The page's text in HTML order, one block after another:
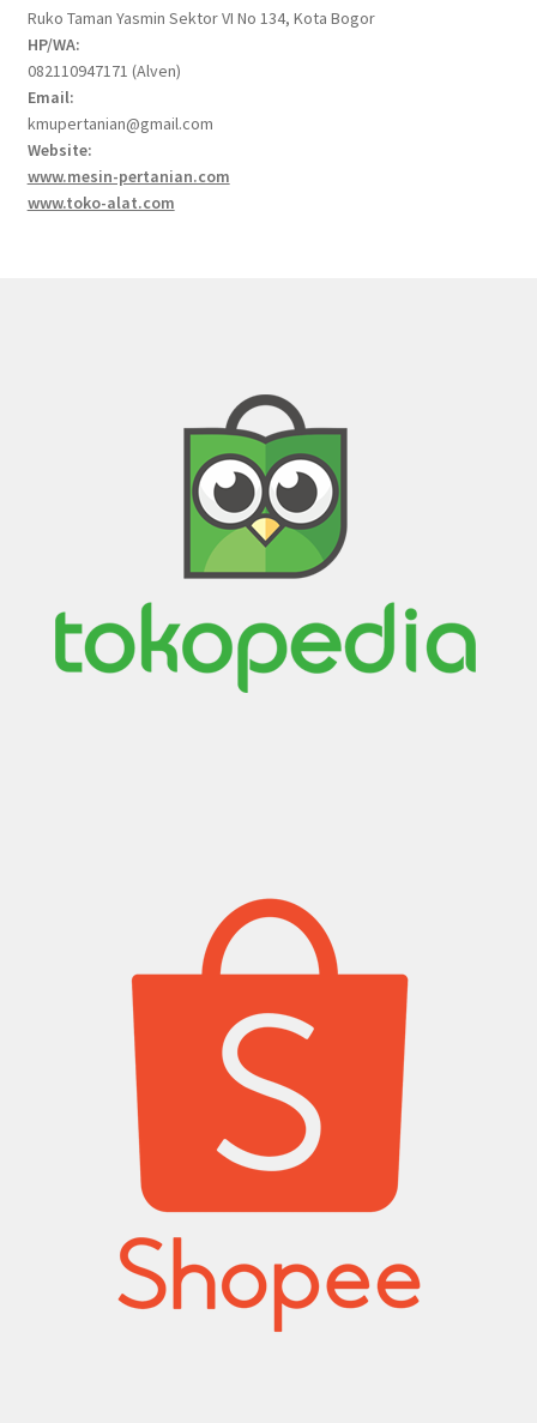
Ruko Taman Yasmin Sektor VI No 134, Kota Bogor
HP/WA:
082110947171 (Alven)
Email:
kmupertanian@gmail.com
Website:
www.mesin-pertanian.com
www.toko-alat.com